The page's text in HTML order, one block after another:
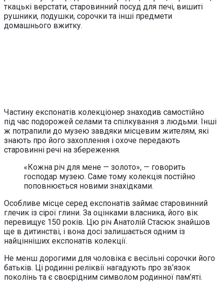
ткацькі верстати, старовинний посуд для печі, вишиті
рушники, подушки, сорочки та інші предмети
домашнього вжитку.
Частину експонатів колекціонер знаходив самостійно
під час подорожей селами та спілкування з людьми. Інші
ж потрапили до музею завдяки місцевим жителям, які
знають про його захоплення і охоче передають
старовинні речі на збереження.
«Кожна річ для мене — золото», — говорить
господар музею. Саме тому колекція постійно
поповнюється новими знахідками.
Особливе місце серед експонатів займає старовинний
глечик із сірої глини. За оцінками власника, його вік
перевищує 150 років. Цю річ Анатолій Стасюк знайшов
ще в дитинстві, і вона досі залишається одним із
найцінніших експонатів колекції.
Не менш дорогими для чоловіка є весільні сорочки його
батьків. Ці родинні реліквії нагадують про зв’язок
поколінь та є своєрідним символом родинної пам’яті.